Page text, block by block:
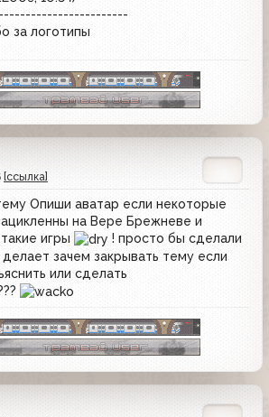
за логотипы
[ссылка]
Опиши аватар если некоторые
на Вере Брежневе и
игры
! просто бы сделали
делает зачем закрывать тему если
или сделать